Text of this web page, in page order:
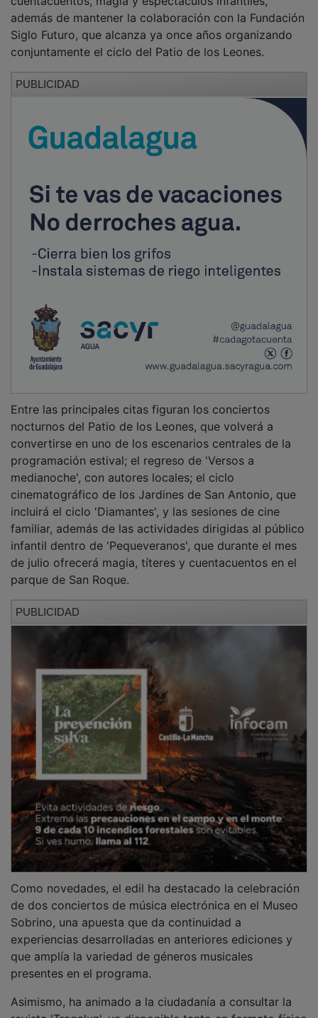
además de mantener la colaboración con la Fundación
Siglo Futuro, que alcanza ya once años organizando
conjuntamente el ciclo del Patio de los Leones.
nocturnos del Patio de los Leones, que volverá a
convertirse en uno de los escenarios centrales de la
programación estival; el regreso de 'Versos a
medianoche', con autores locales; el ciclo
cinematográfico de los Jardines de San Antonio, que
incluirá el ciclo 'Diamantes', y las sesiones de cine
familiar, además de las actividades dirigidas al público
infantil dentro de 'Pequeveranos', que durante el mes
de julio ofrecerá magia, títeres y cuentacuentos en el
parque de San Roque.
de dos conciertos de música electrónica en el Museo
Sobrino, una apuesta que da continuidad a
experiencias desarrolladas en anteriores ediciones y
que amplía la variedad de géneros musicales
presentes en el programa.
revista 'Tragaluz', ya disponible tanto en formato físico